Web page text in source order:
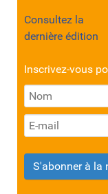
Consultez la
dernière édition
Inscrivez-vous
S'abonner à la